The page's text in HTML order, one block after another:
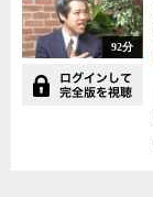
92分